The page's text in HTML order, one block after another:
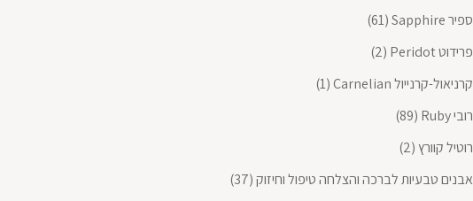
ספיר Sapphire
(61)
פרידוט Peridot
(2)
קרניאול-קרנייול Carnelian
(1)
רובי Ruby
(89)
רוטיל קוורץ (2)
אבנים טבעיות לברכה והצלחה טיפול וחיזוק(37)